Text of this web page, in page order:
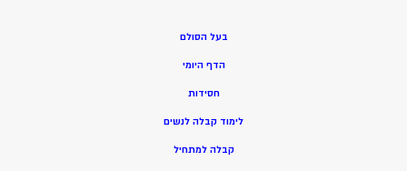
בעל הסולם
הדף היומי
חסידות
לימוד קבלה לנשים
קבלה למתחיל